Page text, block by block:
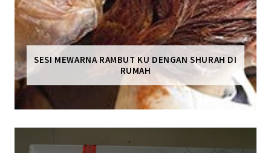
SESI MEWARNA RAMBUT KU DENGAN SHURAH DI
RUMAH